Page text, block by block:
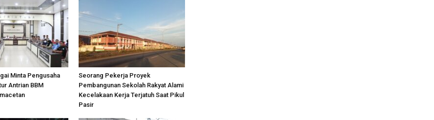
Minta Pengusaha
Antrian BBM
Seorang Pekerja Proyek
Pembangunan Sekolah Rakyat Alami
Kecelakaan Kerja Terjatuh Saat Pikul
Pasir